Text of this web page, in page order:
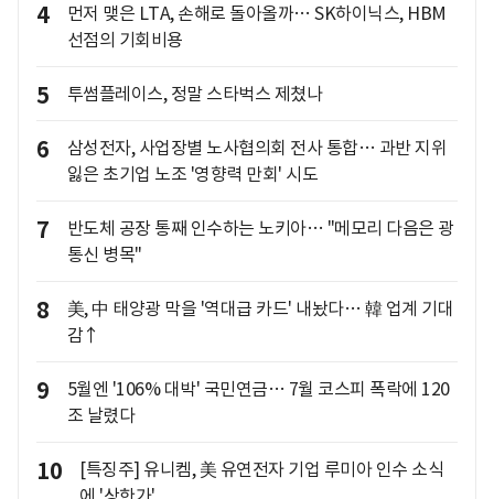
4
먼저 맺은 LTA, 손해로 돌아올까… SK하이닉스, HBM
선점의 기회비용
5 투썸플레이스, 정말 스타벅스 제쳤나
6
삼성전자, 사업장별 노사협의회 전사 통합… 과반 지위
잃은 초기업 노조 '영향력 만회' 시도
7
반도체 공장 통째 인수하는 노키아… "메모리 다음은 광
통신 병목"
8
美, 中 태양광 막을 '역대급 카드' 내놨다… 韓 업계 기대
감↑
9
5월엔 '106% 대박' 국민연금… 7월 코스피 폭락에 120
조 날렸다
10
[특징주] 유니켐, 美 유연전자 기업 루미아 인수 소식